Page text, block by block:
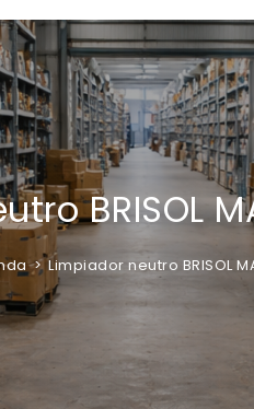
BRISOL
> Limpiador neutro BRISOL